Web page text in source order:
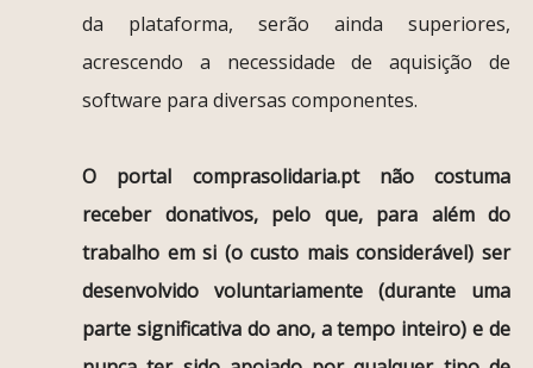
da plataforma, serão ainda superiores,
acrescendo a necessidade de aquisição de
software para diversas componentes.
O portal comprasolidaria.pt não costuma
receber donativos, pelo que, para além do
trabalho em si (o custo mais considerável) ser
desenvolvido voluntariamente (durante uma
parte significativa do ano, a tempo inteiro) e de